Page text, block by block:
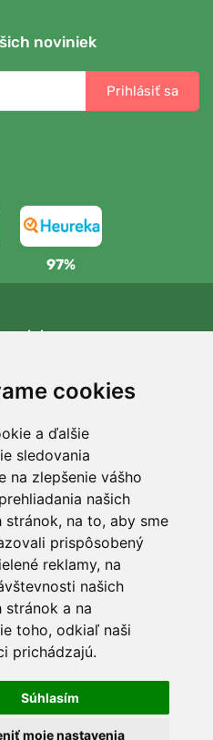
cookies
a ďalšie
sledovania
na zlepšenie vášho
našich
stránok, na to, aby sme
prispôsobený
reklamy, na
našich
stránok a na
toho, odkiaľ naši
prichádzajú.
Súhlasím
moje nastavenia
noviniek
Prihlásiť sa
97%
nad 75 EUR
vrátenie tovaru
vrátiť alebo vymeniť do 90
strom! Prečítajte si viac
Pridať do košíka